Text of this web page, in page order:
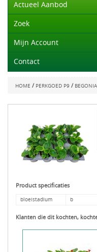
Actueel Aanbod
Zoek
Mijn Account
Contact
HOME / PERKGOED P9 /
Product specificaties
bloeistadium b
Klanten die dit kochten,